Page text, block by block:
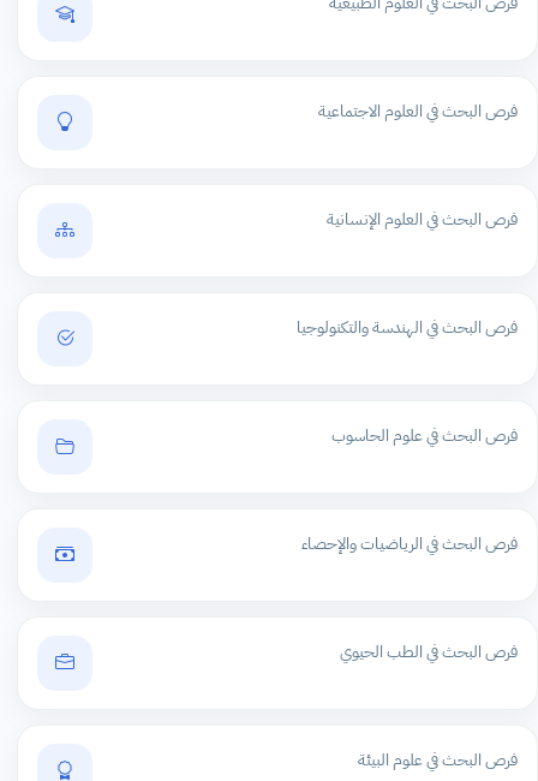
فرص البحث في العلوم الاجتماعية
فرص البحث في العلوم الإنسانية
فرص البحث في الهندسة والتكنولوجيا
فرص البحث في علوم الحاسوب
فرص البحث في الرياضيات والإحصاء
فرص البحث في الطب الحيوي
فرص البحث في علوم البيئة